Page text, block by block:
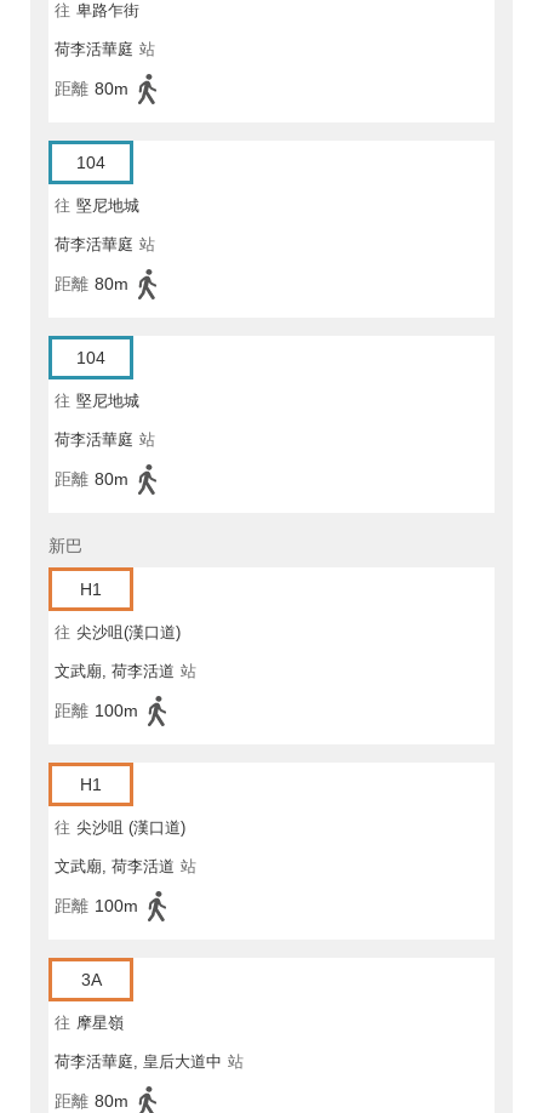
往 卑路乍街
荷李活華庭 站
距離 80m
104
往 堅尼地城
荷李活華庭 站
距離 80m
104
往 堅尼地城
荷李活華庭 站
距離 80m
新巴
H1
往 尖沙咀(漢口道)
文武廟, 荷李活道 站
距離 100m
H1
往 尖沙咀 (漢口道)
文武廟, 荷李活道 站
距離 100m
3A
往 摩星嶺
荷李活華庭, 皇后大道中 站
距離 80m